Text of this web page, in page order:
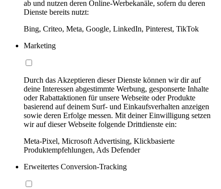
ab und nutzen deren Online-Werbekanäle, sofern du deren
Dienste bereits nutzt:
Bing, Criteo, Meta, Google, LinkedIn, Pinterest, TikTok
Marketing
Durch das Akzeptieren dieser Dienste können wir dir auf
deine Interessen abgestimmte Werbung, gesponserte Inhalte
oder Rabattaktionen für unsere Webseite oder Produkte
basierend auf deinem Surf- und Einkaufsverhalten anzeigen
sowie deren Erfolge messen. Mit deiner Einwilligung setzen
wir auf dieser Webseite folgende Drittdienste ein:
Meta-Pixel, Microsoft Advertising, Klickbasierte
Produktempfehlungen, Ads Defender
Erweitertes Conversion-Tracking